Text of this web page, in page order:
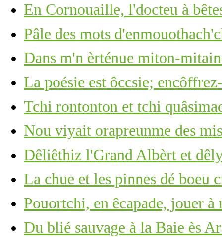
En Cornouaille, l'docteu à
Pâle des mots
Dans m'n èrténue miton-
La poésie est ôccsie;
Tchi rontonton et tchi
Nou viyait orapreunme des
Dêliêthiz l'Grand Albèrt et
La chue et les pinnes dé boeu
Pouortchi, en êcapade, jouer à
Du blié sauvage à la Baie ès